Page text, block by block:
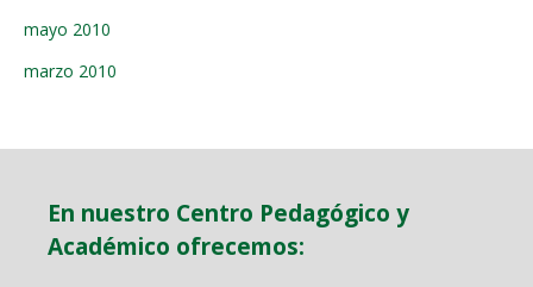
mayo 2010
marzo 2010
En nuestro Centro Pedagógico y
Académico ofrecemos: